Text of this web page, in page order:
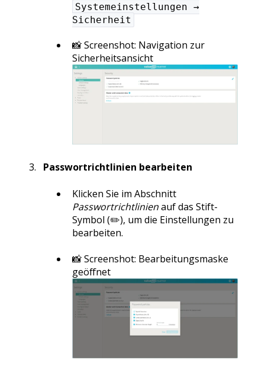
Systemeinstellungen →
Sicherheit
📸 Screenshot: Navigation zur
Sicherheitsansicht
Passwortrichtlinien bearbeiten
Klicken Sie im Abschnitt
Passwortrichtlinienauf das Stift-
Symbol (✏️), um die Einstellungen zu
bearbeiten.
📸 Screenshot: Bearbeitungsmaske
geöffnet